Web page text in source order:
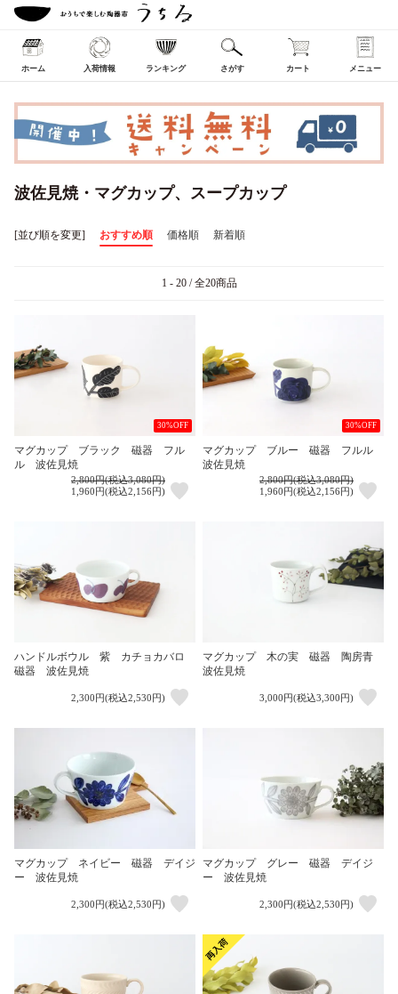
ホーム 入荷情報 ランキング さがす カート メニュー
波佐見焼・マグカップ、スープカップ
[並び順を変更] おすすめ順 価格順 新着順
1 - 20 / 全20商品
30%OFF
マグカップ ブラック 磁器 フル
ル 波佐見焼
2,800円(税込3,080円)
1,960円(税込2,156円)
30%OFF
マグカップ ブルー 磁器 フルル
波佐見焼
2,800円(税込3,080円)
1,960円(税込2,156円)
ハンドルボウル 紫 カチョカバロ
磁器 波佐見焼
2,300円(税込2,530円)
マグカップ 木の実 磁器 陶房青
波佐見焼
3,000円(税込3,300円)
マグカップ ネイビー 磁器 デイジ
ー 波佐見焼
2,300円(税込2,530円)
マグカップ グレー 磁器 デイジ
ー 波佐見焼
2,300円(税込2,530円)